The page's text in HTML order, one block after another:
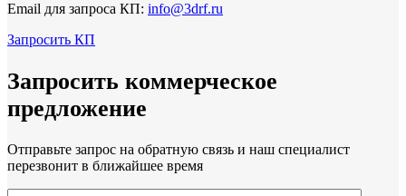
Email для запроса КП: info@3drf.ru
Запросить КП
Запросить коммерческое
предложение
Отправьте запрос на обратную связь и наш специалист
перезвонит в ближайшее время